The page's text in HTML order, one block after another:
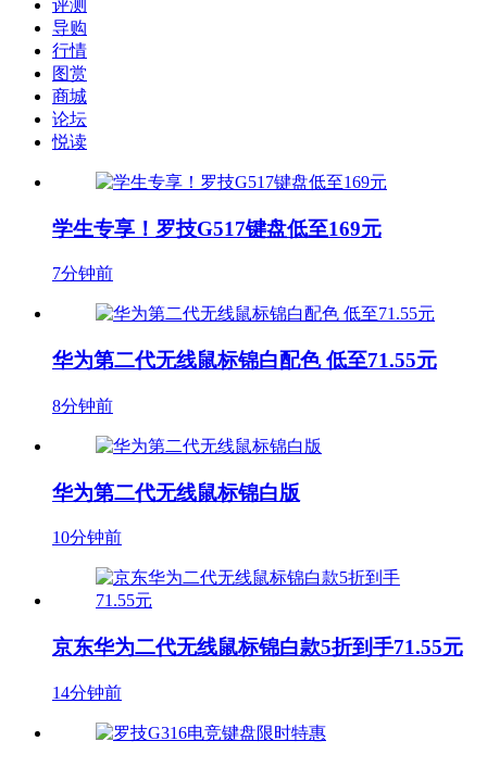
评测
导购
行情
图赏
商城
论坛
悦读
学生专享！罗技G517键盘低至169元
7分钟前
华为第二代无线鼠标锦白配色 低至71.55元
8分钟前
华为第二代无线鼠标锦白版
10分钟前
京东华为二代无线鼠标锦白款5折到手71.55元
14分钟前